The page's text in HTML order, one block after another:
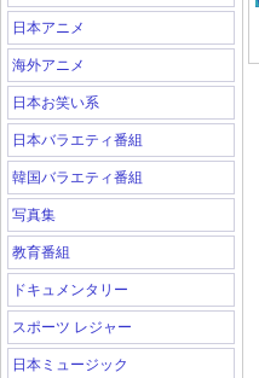
日本アニメ
海外アニメ
日本お笑い系
日本バラエティ番組
韓国バラエティ番組
写真集
教育番組
ドキュメンタリー
スポーツ レジャー
日本ミュージック